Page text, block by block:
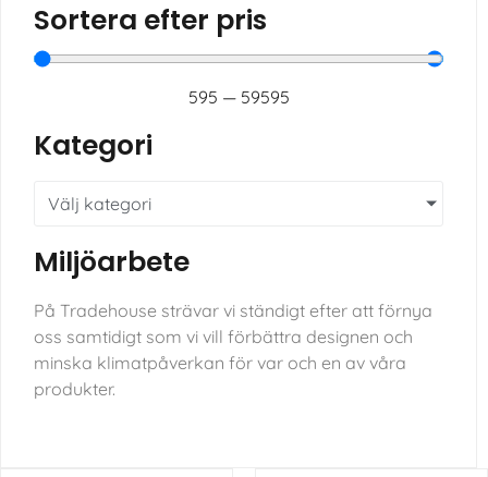
Sortera efter pris
595 — 59595
Kategori
Välj kategori
Miljöarbete
På Tradehouse strävar vi ständigt efter att förnya
oss samtidigt som vi vill förbättra designen och
minska klimatpåverkan för var och en av våra
produkter.